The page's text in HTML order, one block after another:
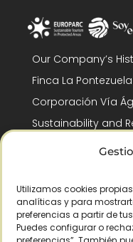
Utilizamos cookies
analíticas y para
preferencias a partir de
Puedes configurar o
Our Company’s
Finca La Pontezuela
Corporación Vía
Sustainability and
CSR and
Recognitions